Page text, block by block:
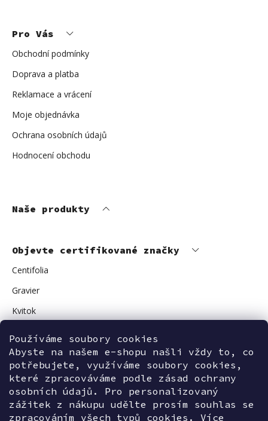
Používáme soubory cookies
Abyste na našem e-shopu našli vždy to, co
potřebujete, využíváme soubory cookies,
které zpracováváme podle zásad ochrany
osobních údajů. Pro personalizovaný
zážitek z nákupu udělte prosím souhlas se
zpracováním všech typů cookies. Více
Pro Vás
Obchodní podmínky
Doprava a platba
Reklamace a vrácení
Moje objednávka
Ochrana osobních údajů
Hodnocení obchodu
Naše produkty
Objevte certifikované značky
Centifolia
Gravier
Kvitok
Avant Skincare
Sonnentor